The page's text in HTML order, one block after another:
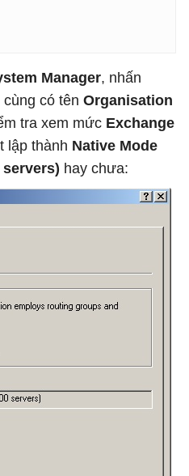
Manager, nhấn
có tên Organisation
tra xem mức Exchange
lập thành Native Mode
servers) hay chưa: